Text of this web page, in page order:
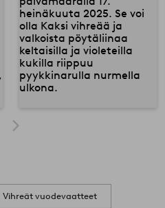
Vihreät vuodevaatteet